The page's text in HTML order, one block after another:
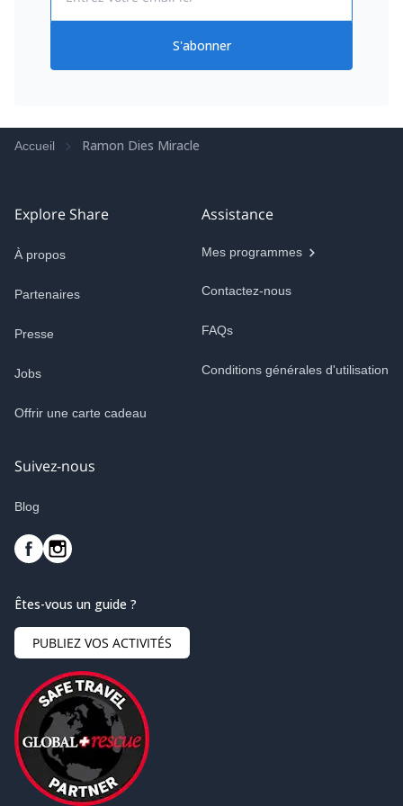
S'abonner
Accueil Ramon Dies Miracle
Explore Share
À propos
Partenaires
Presse
Jobs
Offrir une carte cadeau
Assistance
Mes programmes
Contactez-nous
FAQs
Conditions générales d'utilisation
Suivez-nous
Blog
Êtes-vous un guide ?
PUBLIEZ VOS ACTIVITÉS